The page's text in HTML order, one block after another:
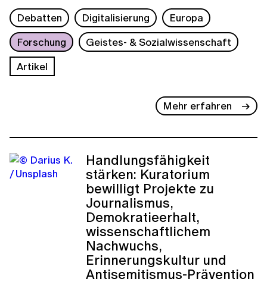
Debatten Digitalisierung
Europa
Forschung
Geistes- & Sozialwissenschaft
Artikel
Mehr erfahren
Handlungsfähigkeit
stärken: Kuratorium
bewilligt Projekte zu
Journalismus,
Demokratieerhalt,
wissenschaftlichem
Nachwuchs,
Erinnerungskultur und
Antisemitismus-Prävention